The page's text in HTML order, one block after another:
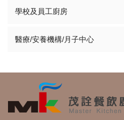
學校及員工廚房
醫療/安養機構/月子中心